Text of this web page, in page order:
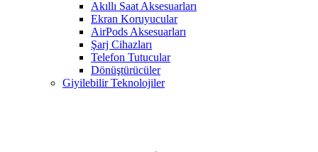
Akıllı Saat Aksesuarları
Ekran Koruyucular
AirPods Aksesuarları
Şarj Cihazları
Telefon Tutucular
Dönüştürücüler
Giyilebilir Teknolojiler